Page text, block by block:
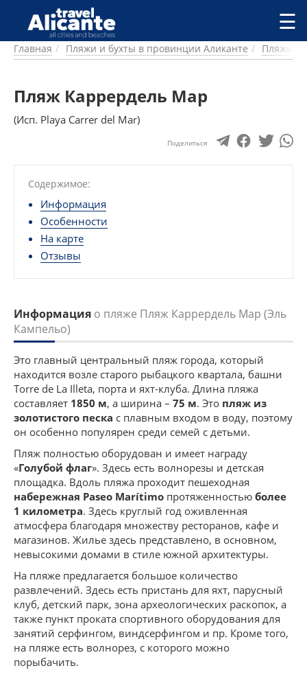
Перейти к основному содержанию
ГОРОДА
ПИТАНИЕ
ПРОЖИВАНИЕ
ПЛЯЖИ
ДОСТОПРИМЕЧАТЕЛЬНОСТИ
КЕМПИНГ
КОМАРКИ (РАЙОНЫ)
ПРЕДЛОЖЕНИЯ
СТАТЬИ
УСЛУГИ
☰
Главная Пляжи и бухты в провинции Аликанте Пляжи и
Пляж Каррердель Мар
(Исп. Playa Carrer del Mar)
Поделиться
Содержимое:
Информация
Особенности
На карте
Отзывы
Информация о пляже Пляж Каррердель Мар (Эль
Кампельо)
Это главный центральный пляж города, который
находится возле старого рыбацкого квартала, башни
Torre de La Illeta, порта и яхт-клуба. Длина пляжа
составляет 1850 м, а ширина – 75 м. Это пляж из
золотистого песка с плавным входом в воду, поэтому
он особенно популярен среди семей с детьми.
Пляж полностью оборудован и имеет награду
«Голубой флаг». Здесь есть волнорезы и детская
площадка. Вдоль пляжа проходит пешеходная
набережная Paseo Marítimo протяженностью более
1 километра. Здесь круглый год оживленная
атмосфера благодаря множеству ресторанов, кафе и
магазинов. Жилье здесь представлено, в основном,
невысокими домами в стиле южной архитектуры.
На пляже предлагается большое количество
развлечений. Здесь есть пристань для яхт, парусный
клуб, детский парк, зона археологических раскопок, а
также пункт проката спортивного оборудования для
занятий серфингом, виндсерфингом и пр. Кроме того,
на пляже есть волнорез, с которого можно
порыбачить.